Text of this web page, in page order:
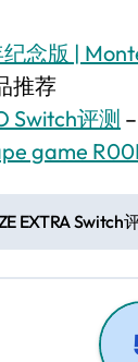
念版 |
推荐
Switch评测
game
EXTRA Switch